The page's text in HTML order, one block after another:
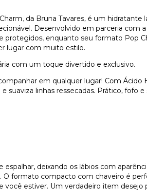
da Bruna Tavares, é um hidratante
Desenvolvido em parceria com a
protegidos, enquanto seu formato Pop
lugar com muito estilo.
com um toque divertido e exclusivo.
em qualquer lugar! Com Ácido
suaviza linhas ressecadas. Prático, fofo
deixando os lábios com
O formato compacto com chaveiro é
você estiver. Um verdadeiro item desejo